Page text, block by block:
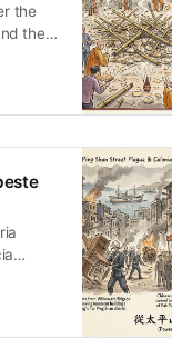
the
the